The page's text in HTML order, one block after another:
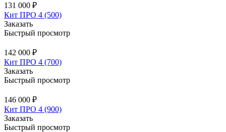
131 000 ₽
Кит ПРО 4 (500)
Заказать
Быстрый просмотр
142 000 ₽
Кит ПРО 4 (700)
Заказать
Быстрый просмотр
146 000 ₽
Кит ПРО 4 (900)
Заказать
Быстрый просмотр